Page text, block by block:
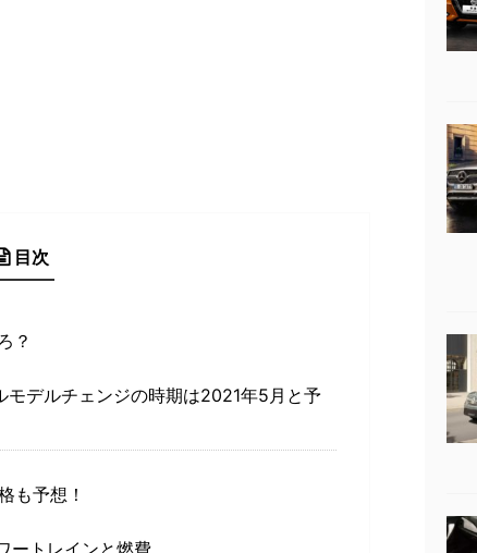
目次
？
モデルチェンジの時期は2021年5月と予
も予想！
ートレインと燃費